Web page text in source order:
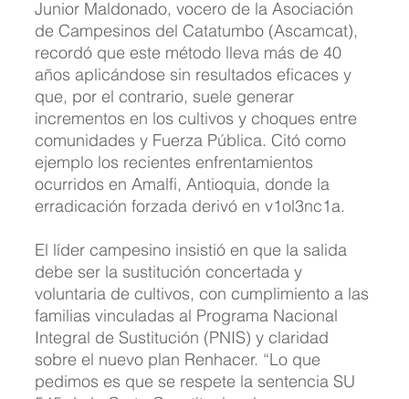
Junior Maldonado, vocero de la Asociación
de Campesinos del Catatumbo (Ascamcat),
recordó que este método lleva más de 40
años aplicándose sin resultados eficaces y
que, por el contrario, suele generar
incrementos en los cultivos y choques entre
comunidades y Fuerza Pública. Citó como
ejemplo los recientes enfrentamientos
ocurridos en Amalfi, Antioquia, donde la
erradicación forzada derivó en v1ol3nc1a.
El líder campesino insistió en que la salida
debe ser la sustitución concertada y
voluntaria de cultivos, con cumplimiento a las
familias vinculadas al Programa Nacional
Integral de Sustitución (PNIS) y claridad
sobre el nuevo plan Renhacer. “Lo que
pedimos es que se respete la sentencia SU